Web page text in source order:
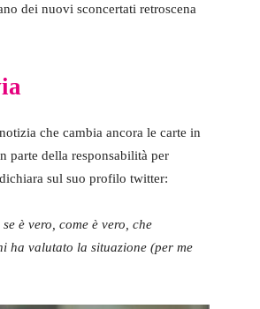
dei nuovi sconcertati retroscena
che cambia ancora le carte in
parte della responsabilità per
sul suo profilo twitter:
se è vero, come è vero, che
ha valutato la situazione (per me